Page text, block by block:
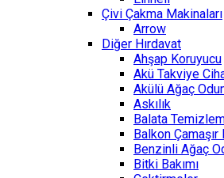
Çivi Çakma Makinaları
Arrow
Diğer Hırdavat
Ahşap Koruyucu
Akü Takviye
Akülü Ağaç
Askılık
Balata
Balkon Çamaşır
Benzinli Ağaç
Bitki Bakımı